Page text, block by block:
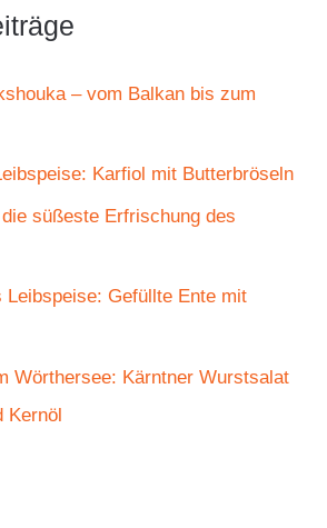
– vom Balkan bis zum
Karfiol mit Butterbröseln
süßeste Erfrischung des
Leibspeise: Gefüllte Ente mit
Wörthersee: Kärntner Wurstsalat
Kernöl